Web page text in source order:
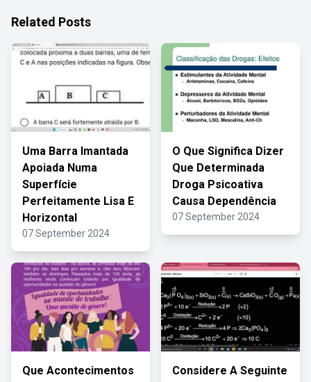
Related Posts
Uma Barra Imantada
Apoiada Numa
Superfície
Perfeitamente Lisa E
Horizontal
07 September 2024
O Que Significa Dizer
Que Determinada
Droga Psicoativa
Causa Dependência
07 September 2024
Que Acontecimentos
Considere A Seguinte